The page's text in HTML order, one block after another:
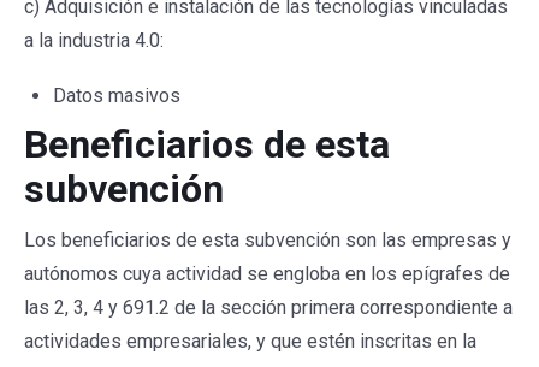
c) Adquisición e instalación de las tecnologías vinculadas
a la industria 4.0:
Datos masivos
Beneficiarios de esta
subvención
Los beneficiarios de esta subvención son las empresas y
autónomos cuya actividad se engloba en los epígrafes de
las 2, 3, 4 y 691.2 de la sección primera correspondiente a
actividades empresariales, y que estén inscritas en la